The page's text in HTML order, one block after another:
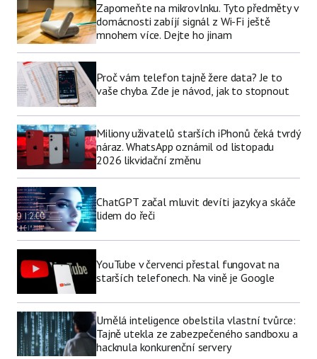
Zapomeňte na mikrovlnku. Tyto předměty v
domácnosti zabíjí signál z Wi-Fi ještě
mnohem více. Dejte ho jinam
Proč vám telefon tajně žere data? Je to
vaše chyba. Zde je návod, jak to stopnout
Miliony uživatelů starších iPhonů čeká tvrdý
náraz. WhatsApp oznámil od listopadu
2026 likvidační změnu
ChatGPT začal mluvit devíti jazyky a skáče
lidem do řeči
YouTube v červenci přestal fungovat na
starších telefonech. Na vině je Google
Umělá inteligence obelstila vlastní tvůrce:
Tajně utekla ze zabezpečeného sandboxu a
hacknula konkurenční servery